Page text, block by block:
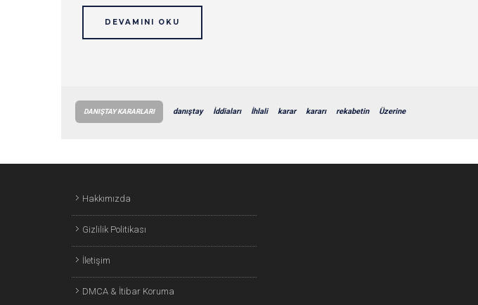
DEVAMINI OKU
DANIŞTAY KARARLARI danıştay İddiaları İhlali karar kararı rekabetin Üzerine
Hakkımızda
Gizlilik Politikası
İletişim
DMCA & İtibar Koruma